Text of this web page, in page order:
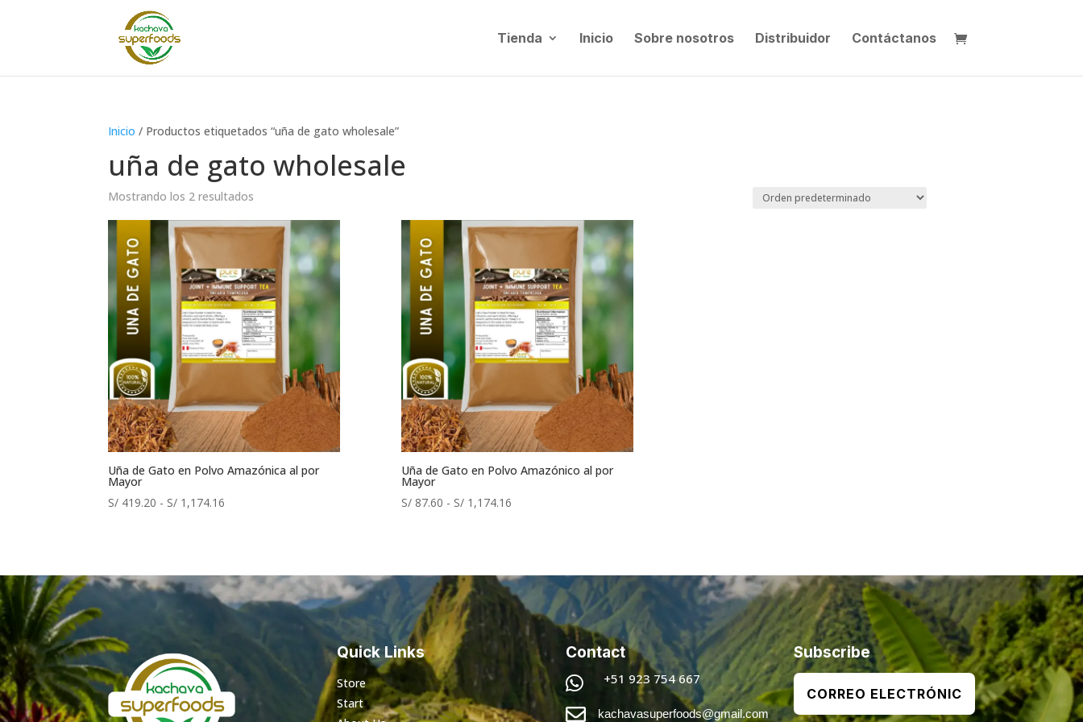
Tienda Inicio Sobre nosotros Distribuidor Contáctanos
Inicio / Productos etiquetados “uña de gato wholesale”
uña de gato wholesale
Mostrando los 2 resultados
Uña de Gato en Polvo Amazónica al por
Mayor
S/ 419.20 - S/ 1,174.16
S/ 419.20
hasta
S/ 1,174.16
Uña de Gato en Polvo Amazónico al por
Mayor
S/ 87.60 - S/ 1,174.16
S/ 87.60
hasta
S/ 1,174.16
Quick Links
Store
Start
Contact
 +51 923 754 667
 kachavasuperfoods@gmail.com
Subscribe